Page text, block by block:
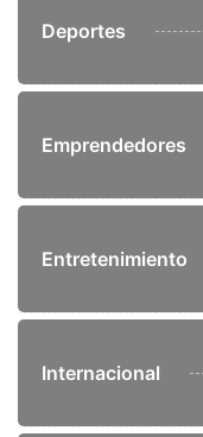
Deportes
Emprendedores
Entretenimiento
Internacional